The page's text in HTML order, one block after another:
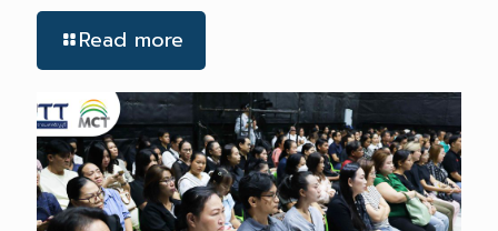
Read more